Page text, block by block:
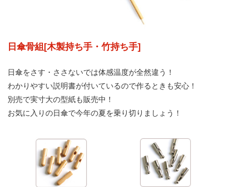
日傘骨組[木製持ち手・竹持ち手]
日傘をさす・ささないでは体感温度が全然違う！
わかりやすい説明書が付いているので作るときも安心！
別売で実寸大の型紙も販売中！
お気に入りの日傘で今年の夏を乗り切りましょう！